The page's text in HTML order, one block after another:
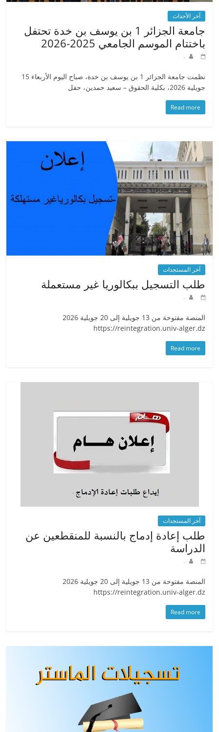
آخر الأحداث
جامعة الجزائر 1 بن يوسف بن خدة تحتفل
باختتام الموسم الجامعي 2025-2026
.
نظمت جامعة الجزائر 1 بن يوسف بن خدة، صباح اليوم الأربعاء 15
جويلية 2026، بكلية الحقوق – سعيد حمدين، حفل
Read more
آخر المستجدات
طلب التسجيل ببكالوريا غير مستعملة
.
المنصة مفتوحة من 13 جويلية إلى 20 جويلية 2026
https://reintegration.univ-alger.dz
Read more
آخر المستجدات
طلب إعادة إدماج بالنسبة للمنقطعين عن
الدراسة
.
المنصة مفتوحة من 13 جويلية إلى 20 جويلية 2026
https://reintegration.univ-alger.dz
Read more